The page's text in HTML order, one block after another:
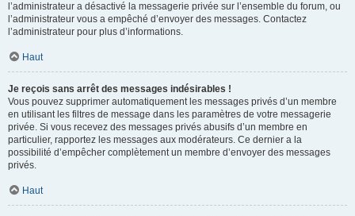
l’administrateur a désactivé la messagerie privée sur l’ensemble du forum, ou
l’administrateur vous a empêché d’envoyer des messages. Contactez
l’administrateur pour plus d’informations.
Haut
Je reçois sans arrêt des messages indésirables !
Vous pouvez supprimer automatiquement les messages privés d’un membre
en utilisant les filtres de message dans les paramètres de votre messagerie
privée. Si vous recevez des messages privés abusifs d’un membre en
particulier, rapportez les messages aux modérateurs. Ce dernier a la
possibilité d’empêcher complètement un membre d’envoyer des messages
privés.
Haut